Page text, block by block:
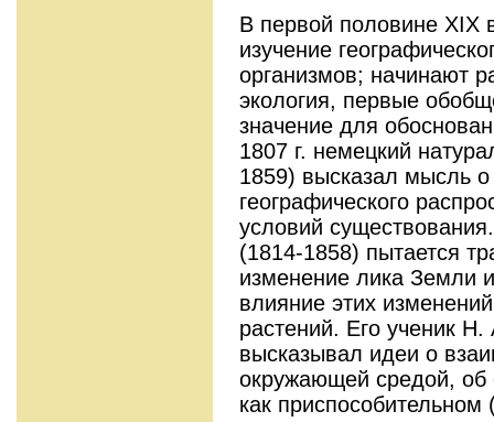
В первой половине ХIХ
изучение
организмов; начинают
экология, первые
значение для
1807 г. немецкий
1859) высказал мысль о
географического
условий
(1814-1858) пытается
изменение лика Земли
влияние этих
растений. Его ученик
высказывал идеи о
окружающей средой, об
как